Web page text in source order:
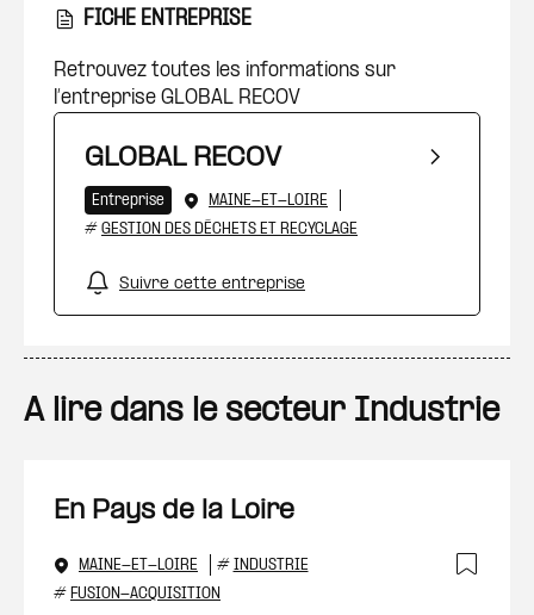
FICHE ENTREPRISE
Retrouvez toutes les informations sur
l’entreprise GLOBAL RECOV
GLOBAL RECOV
Entreprise
MAINE-ET-LOIRE
# GESTION DES DÉCHETS ET RECYCLAGE
Suivre cette entreprise
A lire dans le secteur Industrie
En Pays de la Loire
MAINE-ET-LOIRE # INDUSTRIE
# FUSION-ACQUISITION